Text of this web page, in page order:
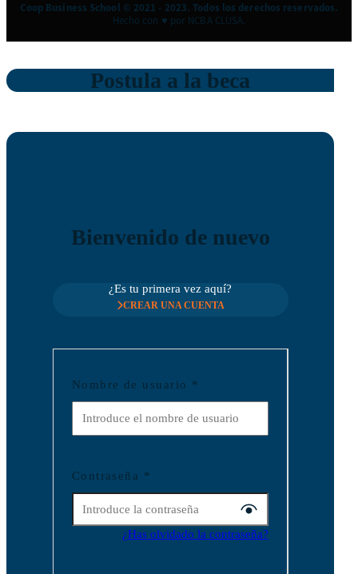
Coop Business School © 2021 - 2023. Todos los derechos reservados.
Hecho con ♥ por NCBA CLUSA.
Postula a la beca
Bienvenido de nuevo
¿Es tu primera vez aquí?
CREAR UNA CUENTA
Nombre de usuario *
Contraseña *
¿Has olvidado la contraseña?